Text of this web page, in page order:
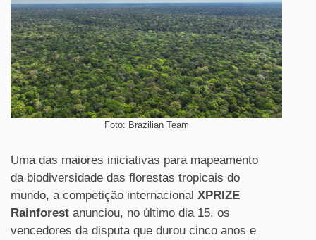
Foto: Brazilian Team
Uma das maiores iniciativas para mapeamento
da biodiversidade das florestas tropicais do
mundo, a competição internacional XPRIZE
Rainforest anunciou, no último dia 15, os
vencedores da disputa que durou cinco anos e